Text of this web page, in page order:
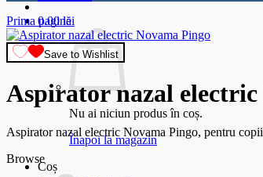
0.00lei
Nu ai niciun produs în coș.
Înapoi la magazin
Coș
Prima pagină
Save to Wishlist
Aspirator nazal
Aspirator nazal electric Novama Pingo, pentru
Browse